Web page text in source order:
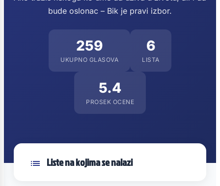
bude oslonac – Bik je pravi izbor.
259
UKUPNO GLASOVA
6
LISTA
5.4
PROSEK OCENE
Liste na kojima se nalazi